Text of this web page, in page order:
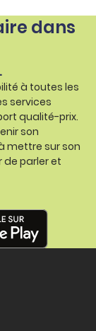
dans
à toutes les
services
qualité-prix.
son
mettre sur son
de parler et